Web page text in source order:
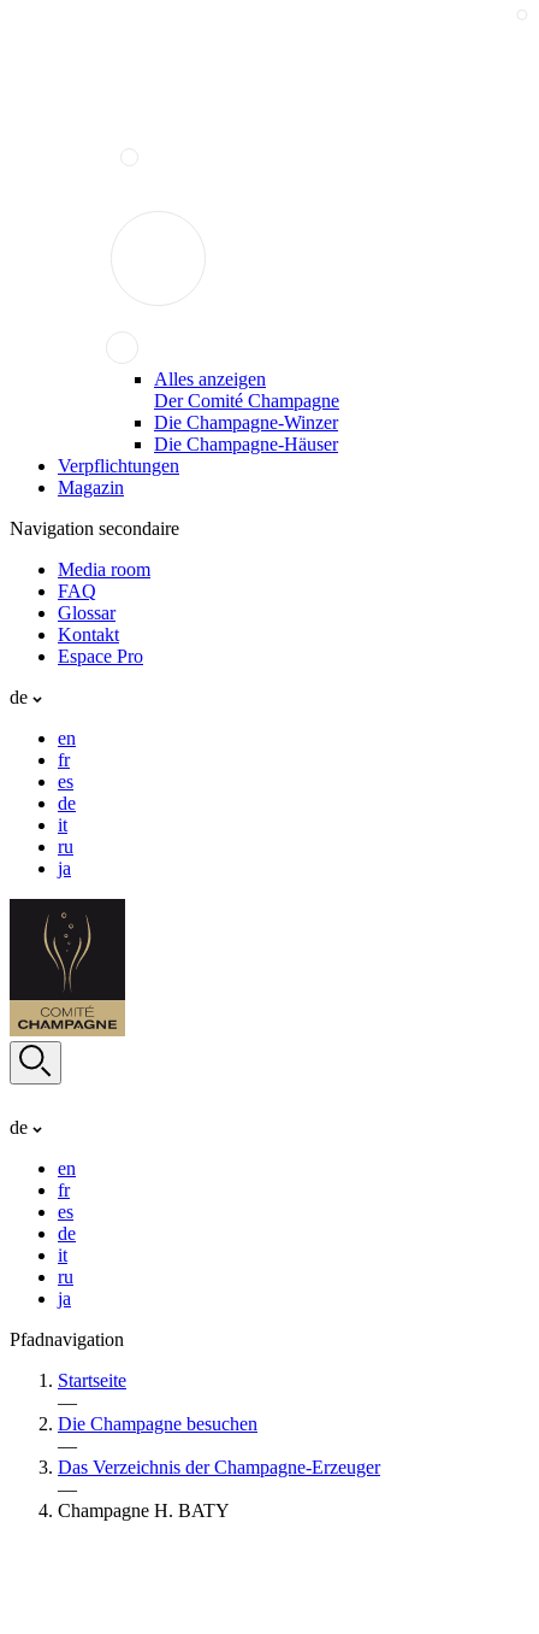
Alles anzeigen
Der Comité Champagne
Die Champagne-Winzer
Die Champagne-Häuser
Verpflichtungen
Magazin
Navigation secondaire
Media room
FAQ
Glossar
Kontakt
Espace Pro
de
en
fr
es
de
it
ru
ja
de
en
fr
es
de
it
ru
ja
Pfadnavigation
Startseite
—
Die Champagne besuchen
—
Das Verzeichnis der Champagne-Erzeuger
—
Champagne H. BATY